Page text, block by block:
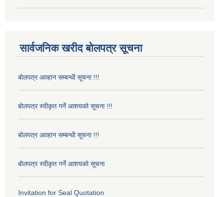
सार्वजनिक खरीद बोलपत्र सूचना
बोलपत्र आव्हान सम्बन्धी सूचना !!!
बोलपत्र स्वीकृत गर्ने आशयको सूचना !!!
बोलपत्र आव्हान सम्बन्धी सूचना !!!
बोलपत्र स्वीकृत गर्ने आशयको सूचना
Invitation for Seal Quotation